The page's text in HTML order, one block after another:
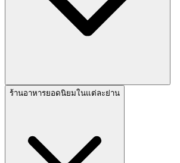
ร้านอาหารยอดนิยมในแต่ละย่าน